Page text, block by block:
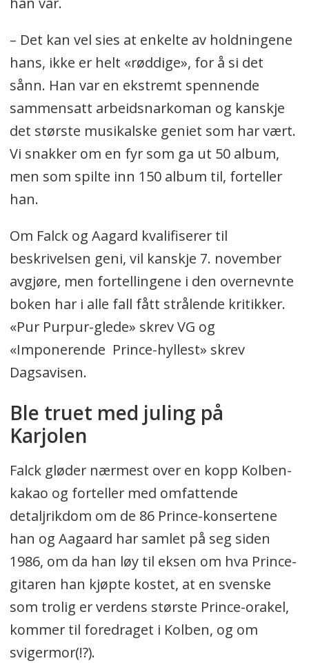
– Det kan vel sies at enkelte av holdningene
hans, ikke er helt «røddige», for å si det
sånn. Han var en ekstremt spennende
sammensatt arbeidsnarkoman og kanskje
det største musikalske geniet som har vært.
Vi snakker om en fyr som ga ut 50 album,
men som spilte inn 150 album til, forteller
han.
Om Falck og Aagard kvalifiserer til
beskrivelsen geni, vil kanskje 7. november
avgjøre, men fortellingene i den overnevnte
boken har i alle fall fått strålende kritikker.
«Pur Purpur-glede» skrev VG og
«Imponerende Prince-hyllest» skrev
Dagsavisen.
Ble truet med juling på
Karjolen
Falck gløder nærmest over en kopp Kolben-
kakao og forteller med omfattende
detaljrikdom om de 86 Prince-konsertene
han og Aagaard har samlet på seg siden
1986, om da han løy til eksen om hva Prince-
gitaren han kjøpte kostet, at en svenske
som trolig er verdens største Prince-orakel,
kommer til foredraget i Kolben, og om
svigermor(!?).